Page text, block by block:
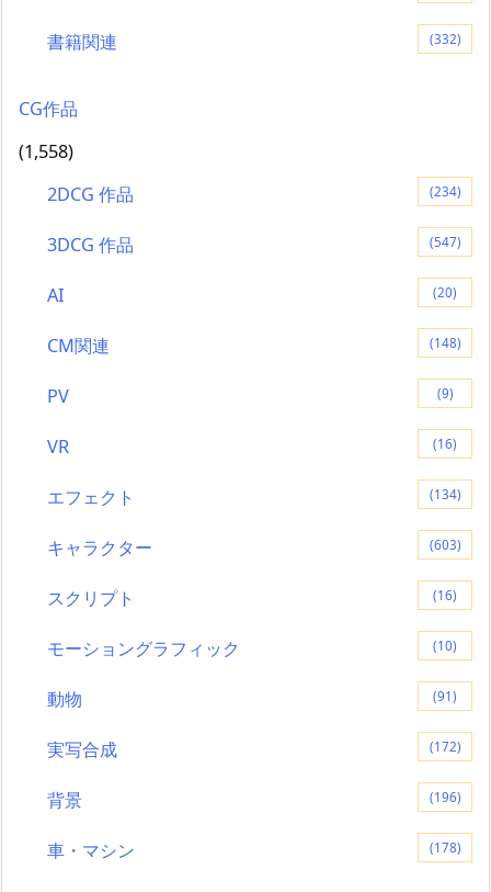
書籍関連 (332)
CG作品
(1,558)
2DCG 作品
(234)
3DCG 作品 (547)
AI (20)
CM関連 (148)
PV (9)
VR (16)
エフェクト (134)
キャラクター (603)
スクリプト (16)
モーショングラフィック (10)
動物 (91)
実写合成 (172)
背景 (196)
車・マシン (178)